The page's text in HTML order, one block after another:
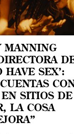
MANNING
HAVE SEX’:
CON
SITIOS DE
LA COSA